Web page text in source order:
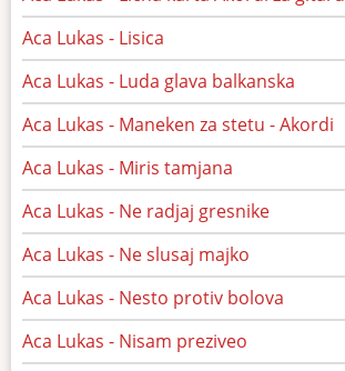
Aca Lukas - Lisica
Aca Lukas - Luda glava balkanska
Aca Lukas - Maneken za stetu - Akordi
Aca Lukas - Miris tamjana
Aca Lukas - Ne radjaj gresnike
Aca Lukas - Ne slusaj majko
Aca Lukas - Nesto protiv bolova
Aca Lukas - Nisam preziveo